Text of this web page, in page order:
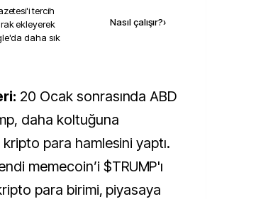
'i tercih
ekleyerek
daha sık
Nasıl çalışır?›
20 Ocak sonrasında ABD
daha koltuğuna
para hamlesini yaptı.
memecoin’i $TRUMP'ı
para birimi, piyasaya